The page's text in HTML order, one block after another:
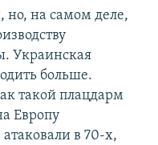
но, на самом деле,
Украинская
больше.
такой плацдарм
Европу
в 70-х,